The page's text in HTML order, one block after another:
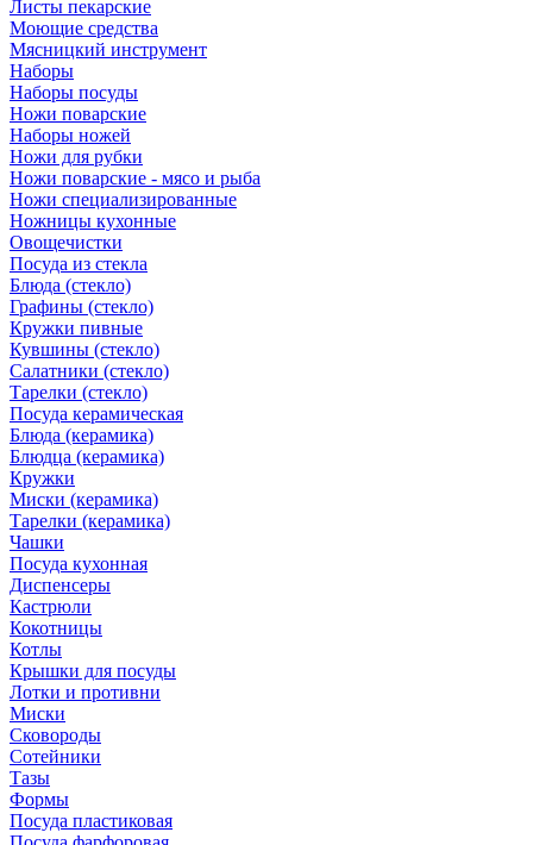
Листы пекарские
Моющие средства
Мясницкий инструмент
Наборы
Наборы посуды
Ножи поварские
Наборы ножей
Ножи для рубки
Ножи поварские - мясо и рыба
Ножи специализированные
Ножницы кухонные
Овощечистки
Посуда из стекла
Блюда (стекло)
Графины (стекло)
Кружки пивные
Кувшины (стекло)
Салатники (стекло)
Тарелки (стекло)
Посуда керамическая
Блюда (керамика)
Блюдца (керамика)
Кружки
Миски (керамика)
Тарелки (керамика)
Чашки
Посуда кухонная
Диспенсеры
Кастрюли
Кокотницы
Котлы
Крышки для посуды
Лотки и противни
Миски
Сковороды
Сотейники
Тазы
Формы
Посуда пластиковая